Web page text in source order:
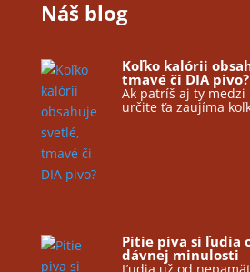
Náš blog
Koľko kalórii
tmavé či DIA pivo?
Ak patríš aj ty medzi
určite ťa zaujíma
Pitie piva si ľudia
dávnej minulosti